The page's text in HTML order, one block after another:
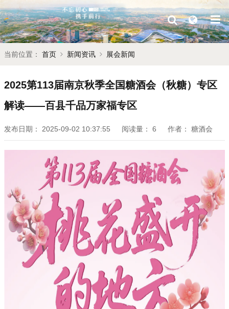
当前位置： 首页 新闻资讯 展会新闻
2025第113届南京秋季全国糖酒会（秋糖）专区
解读——百县千品万家福专区
发布日期： 2025-09-02 10:37:55 阅读量： 6 作者： 糖酒会